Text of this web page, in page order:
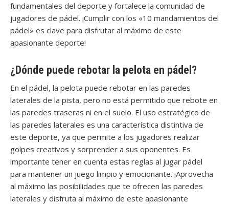
fundamentales del deporte y fortalece la comunidad de
jugadores de pádel. ¡Cumplir con los «10 mandamientos del
pádel» es clave para disfrutar al máximo de este
apasionante deporte!
¿Dónde puede rebotar la pelota en pádel?
En el pádel, la pelota puede rebotar en las paredes
laterales de la pista, pero no está permitido que rebote en
las paredes traseras ni en el suelo. El uso estratégico de
las paredes laterales es una característica distintiva de
este deporte, ya que permite a los jugadores realizar
golpes creativos y sorprender a sus oponentes. Es
importante tener en cuenta estas reglas al jugar pádel
para mantener un juego limpio y emocionante. ¡Aprovecha
al máximo las posibilidades que te ofrecen las paredes
laterales y disfruta al máximo de este apasionante